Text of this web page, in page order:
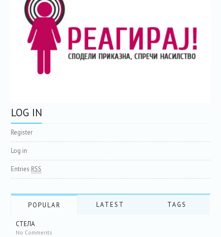
LOG IN
Register
Log in
Entries RSS
POPULAR LATEST TAGS
СТЕЛА
No Comments